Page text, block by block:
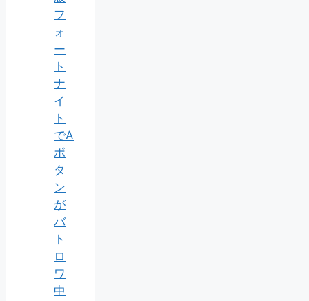
フ
ォ
ー
ト
ナ
イ
ト
でA
ボ
タ
ン
が
バ
ト
ロ
ワ
中